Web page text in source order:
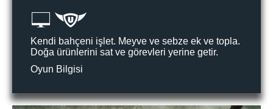
Kendi bahçeni işlet. Meyve ve sebze ek ve topla.
Doğa ürünlerini sat ve görevleri yerine getir.
Oyun Bilgisi